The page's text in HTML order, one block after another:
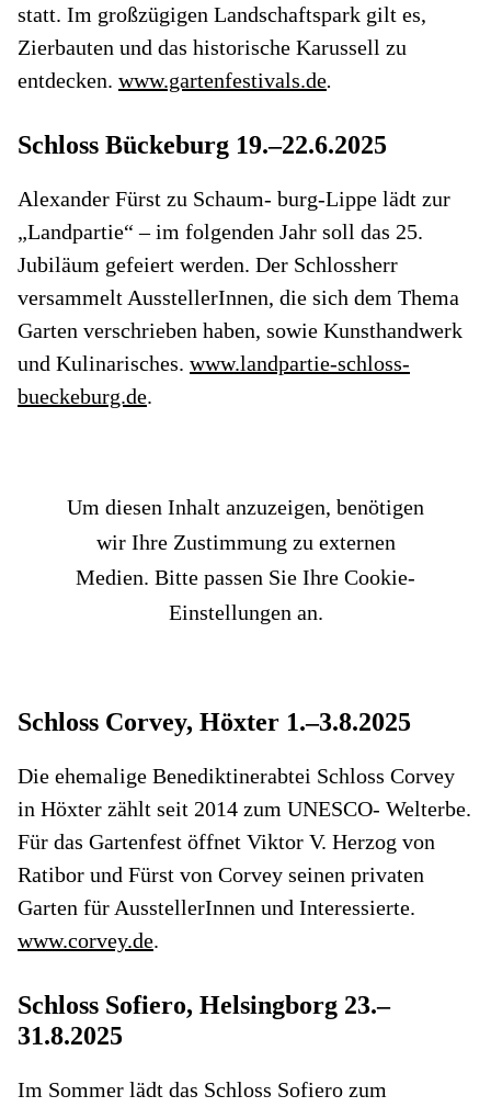
statt. Im großzügigen Landschaftspark gilt es,
Zierbauten und das historische Karussell zu
entdecken. www.gartenfestivals.de.
Schloss Bückeburg 19.–22.6.2025
Alexander Fürst zu Schaum- burg-Lippe lädt zur
„Landpartie“ – im folgenden Jahr soll das 25.
Jubiläum gefeiert werden. Der Schlossherr
versammelt AusstellerInnen, die sich dem Thema
Garten verschrieben haben, sowie Kunsthandwerk
und Kulinarisches. www.landpartie-schloss-
bueckeburg.de.
Um diesen Inhalt anzuzeigen, benötigen
wir Ihre Zustimmung zu externen
Medien. Bitte passen Sie Ihre Cookie-
Einstellungen an.
Schloss Corvey, Höxter 1.–3.8.2025
Die ehemalige Benediktinerabtei Schloss Corvey
in Höxter zählt seit 2014 zum UNESCO- Welterbe.
Für das Gartenfest öffnet Viktor V. Herzog von
Ratibor und Fürst von Corvey seinen privaten
Garten für AusstellerInnen und Interessierte.
www.corvey.de.
Schloss Sofiero, Helsingborg 23.–
31.8.2025
Im Sommer lädt das Schloss Sofiero zum